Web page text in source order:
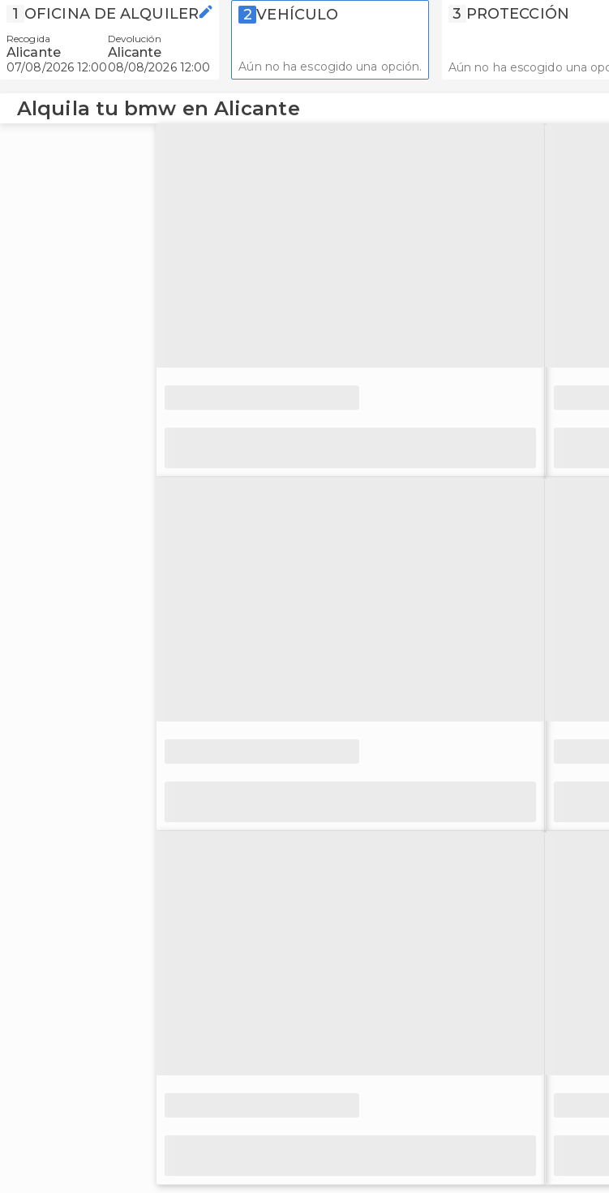
1 OFICINA DE ALQUILER
Recogida
Alicante
07/08/2026 12:00
Devolución
Alicante
08/08/2026 12:00
2 VEHÍCULO
Aún no ha escogido una opción.
3 PROTECCIÓN
Aún no ha escogido una
Alquila tu bmw en Alicante